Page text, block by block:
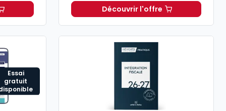
à partir de 440,58 €HT/mois
Découvrir l'offreNavis Comptable
Essai
gratuit